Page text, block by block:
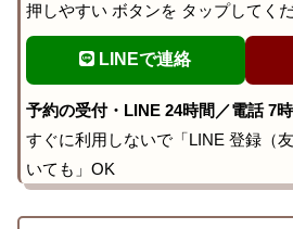
押しやすい ボタンを タップしてく
LINEで連絡
予約の受付・LINE 24時間／電話 7
すぐに利用しないで「LINE 登録（
いても」OK